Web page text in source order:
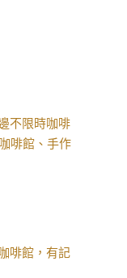
不限時咖啡
啡館、手作
啡館，有記